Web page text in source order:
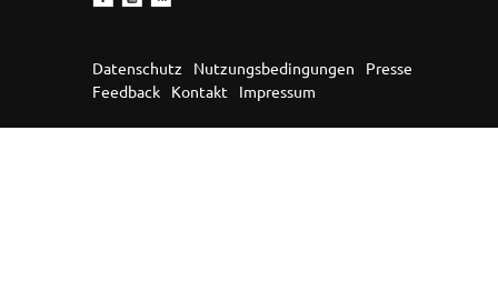
Datenschutz Nutzungsbedingungen
Presse
Feedback
Kontakt Impressum